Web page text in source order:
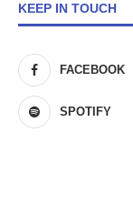
KEEP IN TOUCH
FACEBOOK
SPOTIFY